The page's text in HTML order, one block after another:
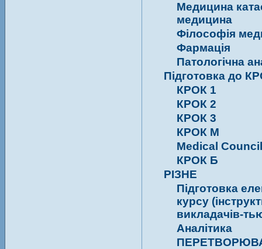
Медицина
медицина
Філософія
Фармація
Патологічна
Підготовка до
КРОК 1
КРОК 2
КРОК 3
КРОК М
Medical
КРОК Б
РІЗНЕ
Підготовка
курсу
викладачів-
Аналітика